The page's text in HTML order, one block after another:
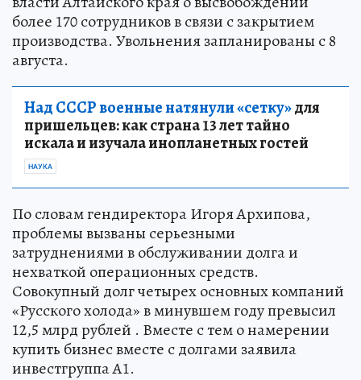
более 170 сотрудников в связи с закрытием
производства. Увольнения запланированы с 8
августа.
Над СССР военные натянули «сетку»для
пришельцев: как страна 13 лет тайно
искала и изучала инопланетных гостей
НАУКА
По словам гендиректора Игоря Архипова,
проблемы вызваны серьезными
затруднениями в обслуживании долга и
нехваткой операционных средств.
Совокупный долг четырех основных компаний
«Русского холода» в минувшем году превысил
12,5 млрд рублей . Вместе с тем о намерении
купить бизнес вместе с долгами заявила
инвестгруппа А1.